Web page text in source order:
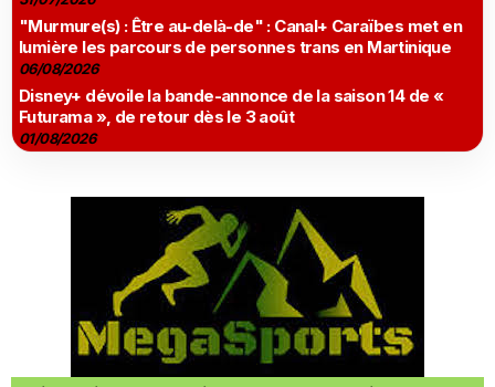
"Murmure(s) : Être au-delà-de" : Canal+ Caraïbes met en
lumière les parcours de personnes trans en Martinique
06/08/2026
Disney+ dévoile la bande-annonce de la saison 14 de «
Futurama », de retour dès le 3 août
01/08/2026